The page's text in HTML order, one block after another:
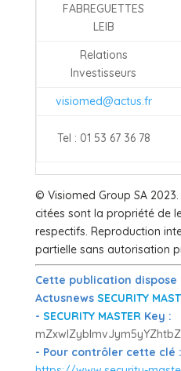
FABREGUETTES
LEIB
Relations
Investisseurs
visiomed@actus.fr
Tel : 01 53 67 36 78
© Visiomed Group SA
citées sont la propriété de
respectifs. Reproduction
partielle sans autorisation
Cette publication dispose
Actusnews SECURITY
- SECURITY MASTERKey :
- Pour contrôler cette clé :